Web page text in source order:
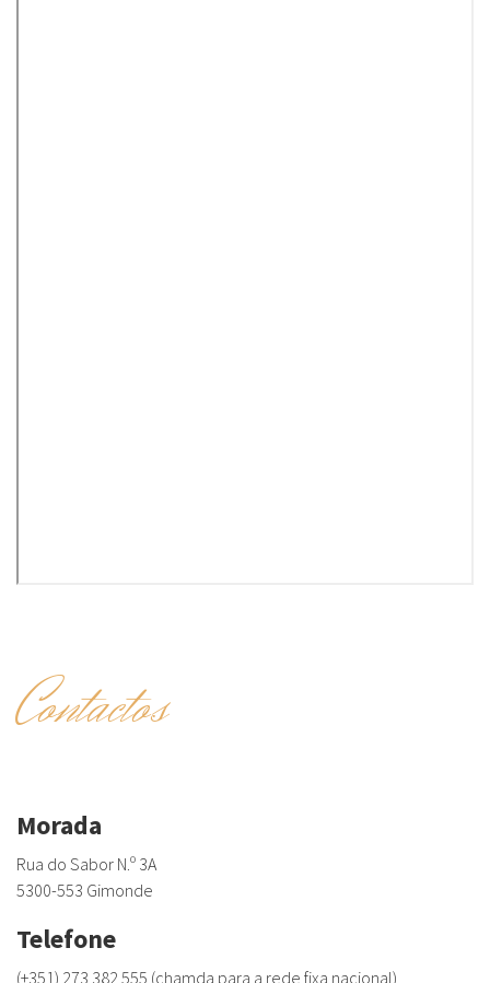
Contactos
Morada
Rua do Sabor N.º 3A
5300-553 Gimonde
Telefone
(+351) 273 382 555 (chamda para a rede fixa nacional)